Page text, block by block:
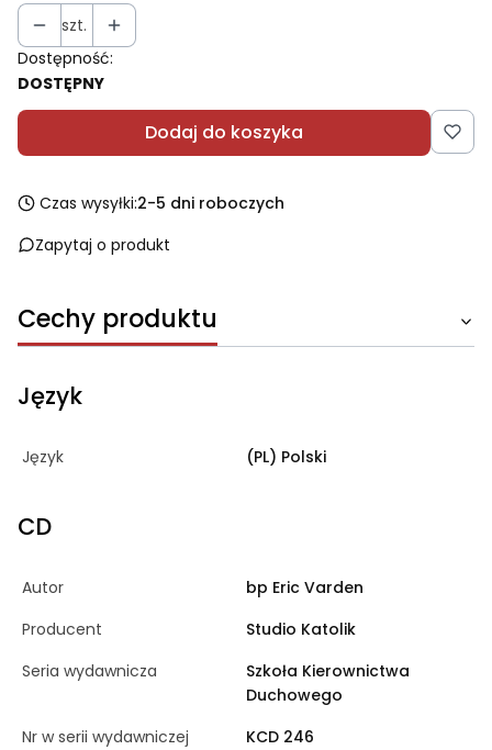
szt.
Dostępność:
DOSTĘPNY
Dodaj do koszyka
Czas wysyłki:2-5 dni roboczych
Zapytaj o produkt
Cechy produktu
Język
Język (PL) Polski
CD
Autor
bp Eric Varden
Producent
Studio Katolik
Seria wydawnicza
Szkoła Kierownictwa
Duchowego
Nr w serii wydawniczej
KCD 246